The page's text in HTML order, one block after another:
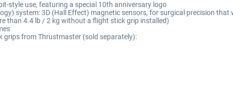
style use, featuring a special 10th anniversary logo
system: 3D (Hall Effect) magnetic sensors, for surgical precision that
than 4.4 lb / 2 kg without a flight stick grip installed)
from Thrustmaster (sold separately):